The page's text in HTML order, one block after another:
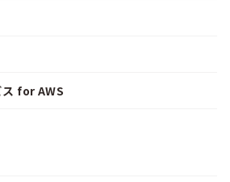
ス for AWS